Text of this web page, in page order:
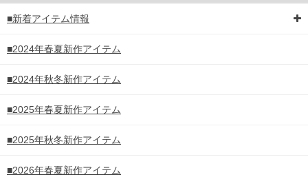
■新着アイテム情報
■2024年春夏新作アイテム
■2024年秋冬新作アイテム
■2025年春夏新作アイテム
■2025年秋冬新作アイテム
■2026年春夏新作アイテム